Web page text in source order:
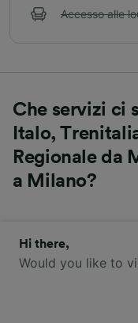
Accesso alle
Che servizi ci
Italo,
Regionale
a Milano?
Monte-Carlo a Milano.
Hi there,
Would you like to